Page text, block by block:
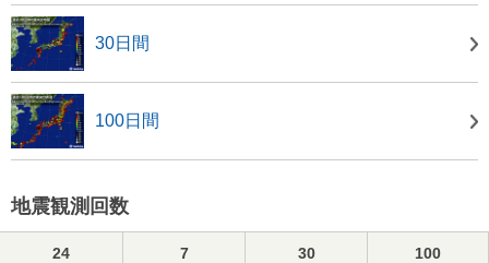
30日間
100日間
地震観測回数
24
7
30
100